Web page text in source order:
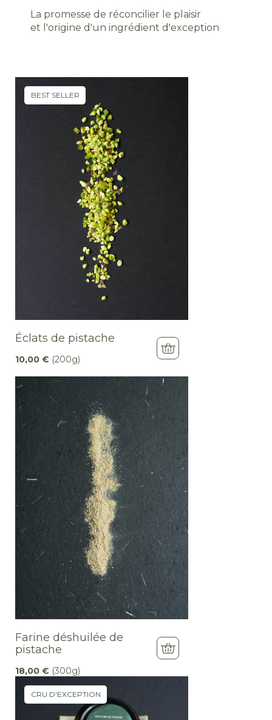
La promesse de réconcilier le plaisir
et l'origine d'un ingrédient d'exception
BEST SELLER
Éclats de pistache
10,00 € (200g)
Farine déshuilée de
pistache
18,00 € (300g)
CRU D'EXCEPTION